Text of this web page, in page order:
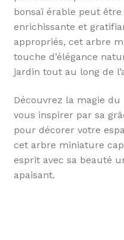
bonsaï érable peut
enrichissante et
appropriés, cet arbre
touche d’élégance
jardin tout au long de
Découvrez la magie
vous inspirer par sa
pour décorer votre
cet arbre miniature
esprit avec sa beauté
apaisant.